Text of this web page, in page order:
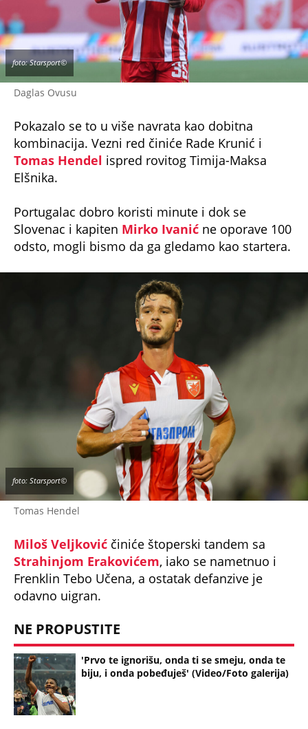
Daglas Ovusu
foto: Starsport©
kombinacija. Vezni red činiće Rade Krunić i
Tomas Hendelispred rovitog Timija-Maksa
Elšnika.
Slovenac i kapitenMirko Ivanić ne oporave 100
odsto, mogli bismo da ga gledamo kao startera.
Tomas Hendel
Strahinjom Erakovićem, iako se nametnuo i
Frenklin Tebo Učena, a ostatak defanzive je
odavno uigran.
'Prvo te ignorišu, onda ti se smeju, onda te
biju, i onda pobeđuješ' (Video/Foto galerija)